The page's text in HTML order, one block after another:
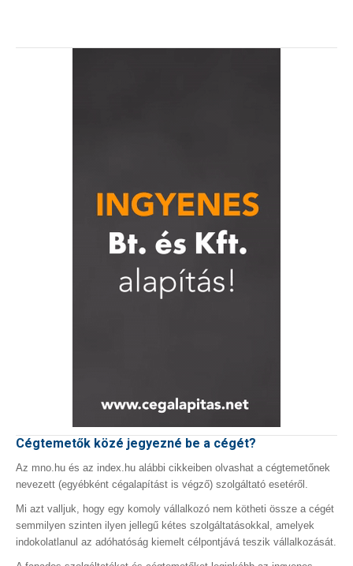
Cégtemetők közé jegyezné be a cégét?
Az mno.hu és az index.hu alábbi cikkeiben olvashat a cégtemetőnek
nevezett (egyébként cégalapítást is végző) szolgáltató esetéről.
Mi azt valljuk, hogy egy komoly vállalkozó nem kötheti össze a cégét
semmilyen szinten ilyen jellegű kétes szolgáltatásokkal, amelyek
indokolatlanul az adóhatóság kiemelt célpontjává teszik vállalkozását.